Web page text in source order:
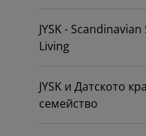
JYSK -
Living
JYSK и Датското
семейство